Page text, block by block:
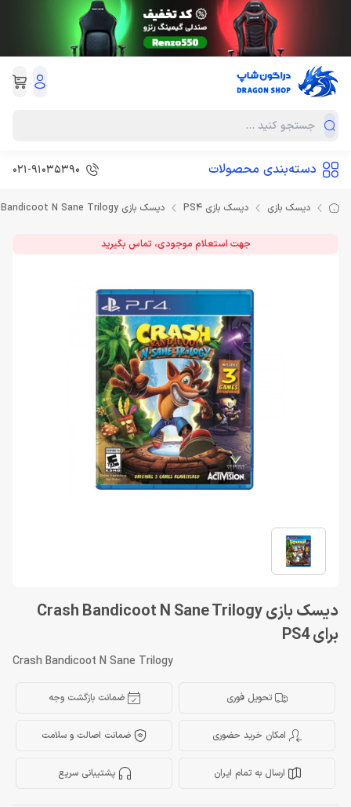
دسته‌بندی محصولات 021-91035390
دیسک بازی دیسک بازی PS4 دیسک بازی Crash Bandicoot N Sane Trilogy برای PS4
جهت استعلام موجودی، تماس بگیرید
دیسک بازی Crash Bandicoot N Sane Trilogy
برای PS4
Crash Bandicoot N Sane Trilogy
تحویل فوری ضمانت بازگشت وجه
امکان خرید حضوری ضمانت اصالت و سلامت
ارسال به تمام ایران پشتیبانی سریع